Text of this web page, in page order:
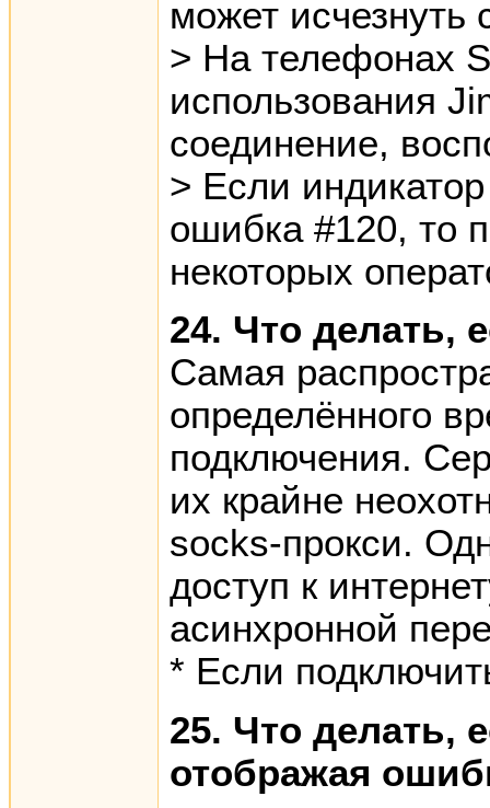
может
> На телефонах
использования
соединение,
> Если
ошибка #120, то
некоторых
24. Что делать,
Самая
определённого
подключения.
их крайне
socks-прокси.
доступ к
асинхронной
* Если
25. Что делать,
отображая